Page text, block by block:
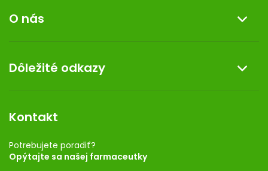
Reklamácia a vrátenie tovaru
Doprava a platba
Darček k nákupu
O nás
Kontakt
Dermocentrum
Dôležité odkazy
Rozhodnutie na prevádzku
Registrácia
Ponuka pre firmy
Kontakt
Potrebujete poradiť?
Opýtajte sa našej farmaceutky